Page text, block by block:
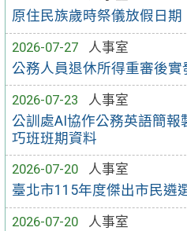
原住民族歲時祭儀放假日期
2026-07-27
人事室
公務人員退休所得重審後
2026-07-23
人事室
公訓處AI協作公務英語簡
巧班班期資料
2026-07-20
人事室
臺北市115年度傑出市民遴
2026-07-20
人事室